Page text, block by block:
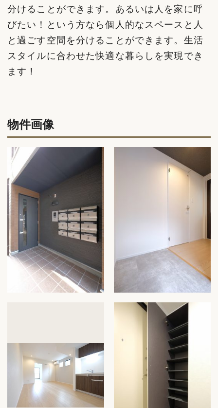
分けることができます。あるいは人を家に呼
びたい！という方なら個人的なスペースと人
と過ごす空間を分けることができます。生活
スタイルに合わせた快適な暮らしを実現でき
ます！
物件画像